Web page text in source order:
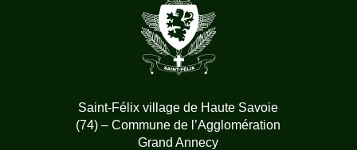
Saint-Félix village de Haute Savoie
(74) – Commune de l’Agglomération
Grand Annecy